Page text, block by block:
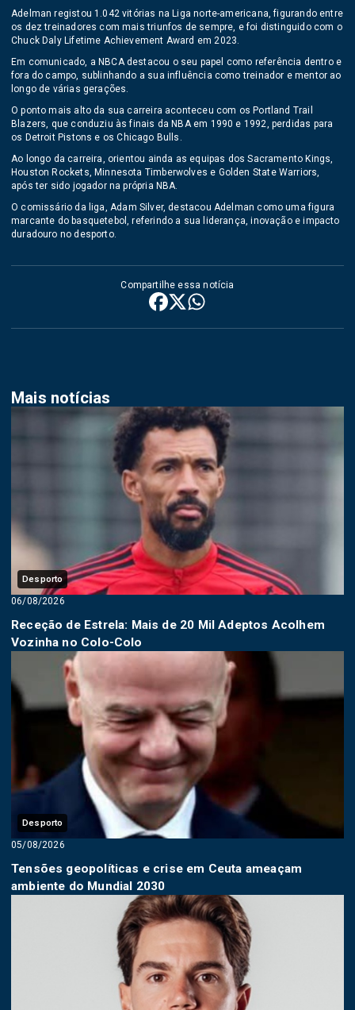
Adelman registou 1.042 vitórias na Liga norte-americana, figurando entre
os dez treinadores com mais triunfos de sempre, e foi distinguido com o
Chuck Daly Lifetime Achievement Award em 2023.
Em comunicado, a NBCA destacou o seu papel como referência dentro e
fora do campo, sublinhando a sua influência como treinador e mentor ao
longo de várias gerações.
O ponto mais alto da sua carreira aconteceu com os Portland Trail
Blazers, que conduziu às finais da NBA em 1990 e 1992, perdidas para
os Detroit Pistons e os Chicago Bulls.
Ao longo da carreira, orientou ainda as equipas dos Sacramento Kings,
Houston Rockets, Minnesota Timberwolves e Golden State Warriors,
após ter sido jogador na própria NBA.
O comissário da liga, Adam Silver, destacou Adelman como uma figura
marcante do basquetebol, referindo a sua liderança, inovação e impacto
duradouro no desporto.
Compartilhe essa notícia
Mais notícias
Desporto
06/08/2026
Receção de Estrela: Mais de 20 Mil Adeptos Acolhem
Vozinha no Colo-Colo
Desporto
05/08/2026
Tensões geopolíticas e crise em Ceuta ameaçam
ambiente do Mundial 2030